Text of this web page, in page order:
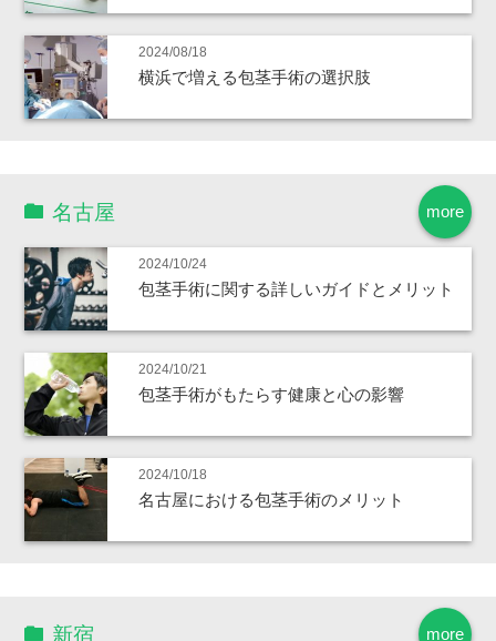
2024/08/18
横浜で増える包茎手術の選択肢
more
名古屋
2024/10/24
包茎手術に関する詳しいガイドとメリット
2024/10/21
包茎手術がもたらす健康と心の影響
2024/10/18
名古屋における包茎手術のメリット
more
新宿